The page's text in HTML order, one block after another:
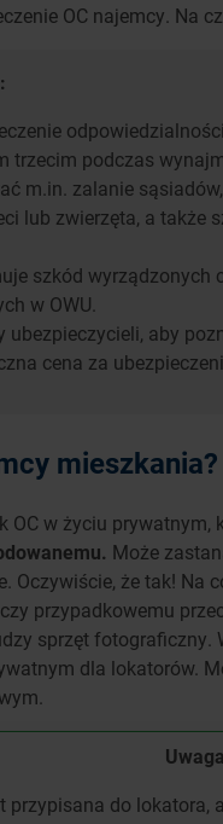
OC najemcy. Na
trzecim podczas
m.in. zalanie
lub zwierzęta, a także
szkód wyrządzonych
w OWU.
ubezpieczycieli, aby
cena za
mieszkania?
OC w życiu prywatnym,
Może
Oczywiście, że tak! Na
przypadkowemu
sprzęt
dla lokatorów.
przypisana do lokatora,